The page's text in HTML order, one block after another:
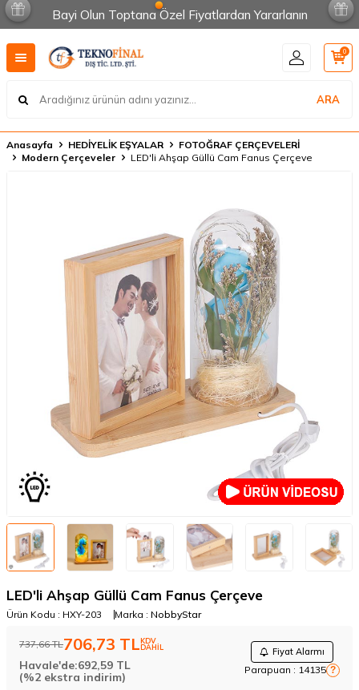
Bayi Olun Toptana Özel Fiyatlardan Yararlanın
ARA
0
Anasayfa HEDİYELİK EŞYALAR
FOTOĞRAF ÇERÇEVELERİ
Modern Çerçeveler
LED'li Ahşap Güllü Cam Fanus Çerçeve
LED'li Ahşap Güllü Cam Fanus Çerçeve
Ürün Kodu : HXY-203 Marka : NobbyStar
737,66TL706,73 TLKDV
DAHİL Fiyat Alarmı
Parapuan : 14135 ?
Havale'de:692,59 TL
(%2 ekstra indirim)